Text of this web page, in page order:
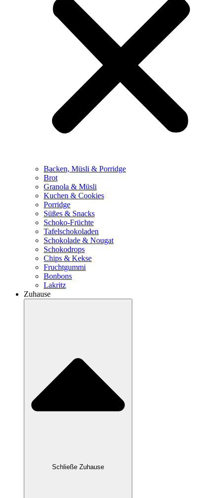
Backen, Müsli & Porridge
Brot
Granola & Müsli
Kuchen & Cookies
Porridge
Süßes & Snacks
Schoko-Früchte
Tafelschokoladen
Schokolade & Nougat
Schokodrops
Chips & Kekse
Fruchtgummi
Bonbons
Lakritz
Zuhause
Schließe Zuhause